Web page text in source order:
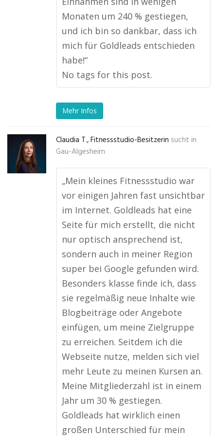
Monaten um 240 % gestiegen,
und ich bin so dankbar, dass ich
mich für Goldleads entschieden
habe!“
No tags for this post.
Mehr Infos
Claudia T., Fitnessstudio-Besitzerin sucht in
Gau-Algesheim
„Mein kleines Fitnessstudio war
vor einigen Jahren fast unsichtbar
im Internet. Goldleads hat eine
Seite für mich erstellt, die nicht
nur optisch ansprechend ist,
sondern auch in meiner Region
super bei Google gefunden wird.
Besonders klasse finde ich, dass
sie regelmäßig neue Inhalte wie
Blogbeiträge oder Angebote
einfügen, um meine Zielgruppe
zu erreichen. Seitdem ich die
Webseite nutze, melden sich viel
mehr Leute zu meinen Kursen an.
Meine Mitgliederzahl ist in einem
Jahr um 30 % gestiegen.
Goldleads hat wirklich einen
großen Unterschied für mein